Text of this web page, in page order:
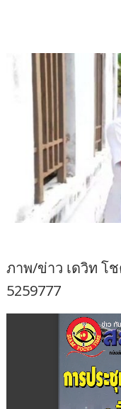
ภาพ​/ข่าว​ เด​วิท​ โ
5259777​